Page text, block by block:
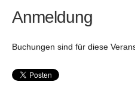
Anmeldung
Buchungen sind für diese